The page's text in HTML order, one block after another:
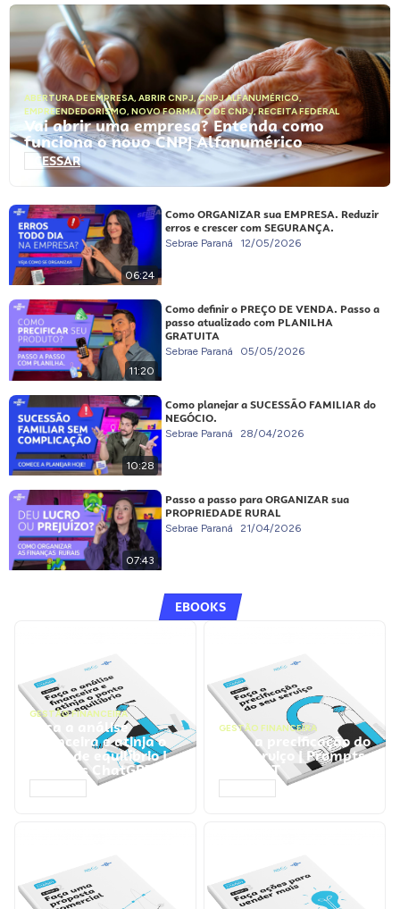
ABERTURA DE EMPRESA, ABRIR CNPJ,CNPJ ALFANUMÉRICO,
EMPREENDEDORISMO, NOVO FORMATO DE CNPJ,RECEITA FEDERAL
Vai abrir uma empresa? Entenda como
funciona o novo CNPJ Alfanumérico
ACESSAR
06:24
Como ORGANIZAR sua EMPRESA. Reduzir
erros e crescer com SEGURANÇA.
Sebrae Paraná 12/05/2026
11:20
Como definir o PREÇO DE VENDA. Passo a
passo atualizado com PLANILHA
GRATUITA
Sebrae Paraná 05/05/2026
10:28
Como planejar a SUCESSÃO FAMILIAR do
NEGÓCIO.
Sebrae Paraná 28/04/2026
07:43
Passo a passo para ORGANIZAR sua
PROPRIEDADE RURAL
Sebrae Paraná 21/04/2026
EBOOKS
GESTÃO FINANCEIRA
Faça a análise
financeira e atinja o
ponto de equilíbrio |
Prompts ChatGPT
GESTÃO FINANCEIRA
Faça a precificação do
seu serviço | Prompts
ChatGPT